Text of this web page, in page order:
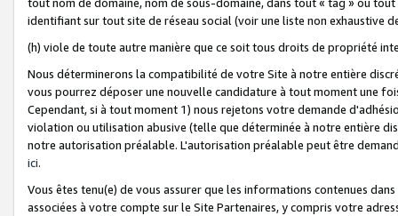
identifiant sur tout site de réseau social (voir une liste non exhaustive
(h) viole de toute autre manière que ce soit tous droits de propriété
Nous déterminerons la compatibilité de votre Site à notre entière
vous pourrez déposer une nouvelle candidature à tout moment une
Cependant, si à tout moment 1) nous rejetons votre demande
violation ou utilisation abusive (telle que déterminée à notre entière
notre autorisation préalable. L'autorisation préalable peut être
ici.
Vous êtes tenu(e) de vous assurer que les informations contenues
associées à votre compte sur le Site Partenaires, y compris votre